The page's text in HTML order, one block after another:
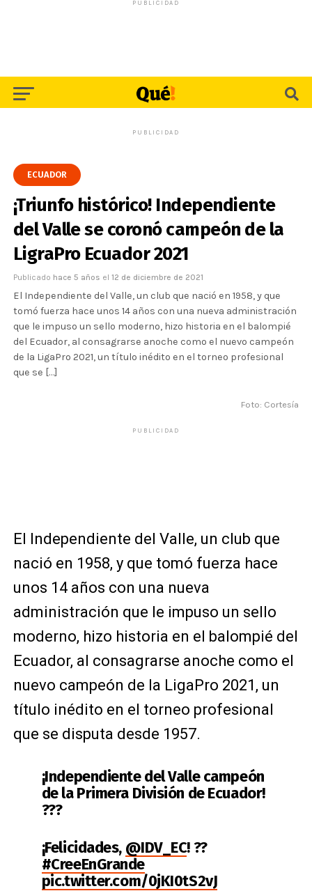
PUBLICIDAD
PUBLICIDAD
ECUADOR
¡Triunfo histórico! Independiente
del Valle se coronó campeón de la
LigraPro Ecuador 2021
Publicado hace 5 años el 12 de diciembre de 2021
El Independiente del Valle, un club que nació en 1958, y que
tomó fuerza hace unos 14 años con una nueva administración
que le impuso un sello moderno, hizo historia en el balompié
del Ecuador, al consagrarse anoche como el nuevo campeón
de la LigaPro 2021, un título inédito en el torneo profesional
que se […]
Foto: Cortesía
PUBLICIDAD
El Independiente del Valle, un club que
nació en 1958, y que tomó fuerza hace
unos 14 años con una nueva
administración que le impuso un sello
moderno, hizo historia en el balompié del
Ecuador, al consagrarse anoche como el
nuevo campeón de la LigaPro 2021, un
título inédito en el torneo profesional
que se disputa desde 1957.
¡Independiente del Valle campeón
de la Primera División de Ecuador!
??? ​
¡Felicidades, @IDV_EC! ??​
#CreeEnGrande
pic.twitter.com/0jKI0tS2vJ